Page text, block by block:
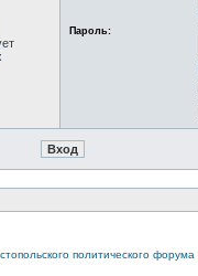
Пароль:
политического форума